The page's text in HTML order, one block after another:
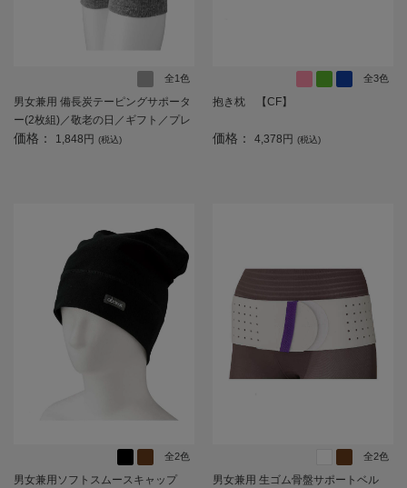
全1色
男女兼用 備長炭テーピングサポータ
ー(2枚組)／敬老の日／ギフト／プレ
ゼント 【CF】
価格： 1,848円 (税込)
全3色
抱き枕 【CF】
価格： 4,378円 (税込)
全2色
男女兼用ソフトスムースキャップ
全2色
男女兼用 生ゴム骨盤サポートベル